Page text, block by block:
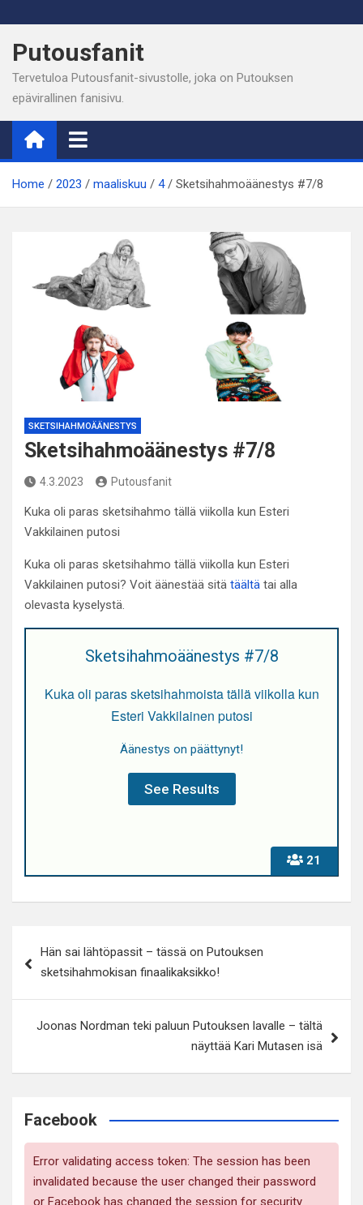
to
content
Putousfanit
Tervetuloa Putousfanit-sivustolle, joka on Putouksen
epävirallinen fanisivu.
Home 2023 maaliskuu 4 Sketsihahmoäänestys #7/8
SKETSIHAHMOÄÄNESTYS
Sketsihahmoäänestys #7/8
4.3.2023 Putousfanit
Kuka oli paras sketsihahmo tällä viikolla kun Esteri
Vakkilainen putosi
Kuka oli paras sketsihahmo tällä viikolla kun Esteri
Vakkilainen putosi? Voit äänestää sitä täältä tai alla
olevasta kyselystä.
21
Sketsihahmoäänestys #7/8
Kuka oli paras sketsihahmoista tällä viikolla kun
Esteri Vakkilainen putosi
Äänestys on päättynyt!
selaus
Hän sai lähtöpassit – tässä on Putouksen
sketsihahmokisan finaalikaksikko!
Joonas Nordman teki paluun Putouksen lavalle – tältä
näyttää Kari Mutasen isä
Facebook
Error validating access token: The session has been
invalidated because the user changed their password
or Facebook has changed the session for security